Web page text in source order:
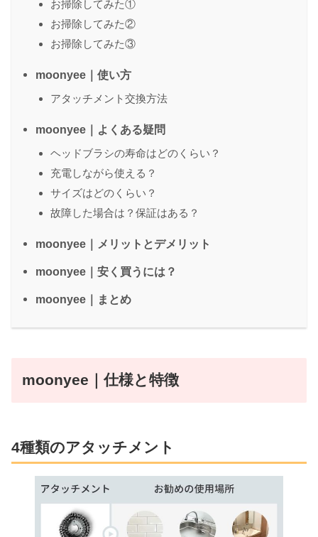
お掃除してみた①
お掃除してみた②
お掃除してみた③
moonyee｜使い方
アタッチメント交換方法
moonyee｜よくある疑問
ヘッドブラシの寿命はどのくらい？
充電しながら使える？
サイズはどのくらい？
故障した場合は？保証はある？
moonyee｜メリットとデメリット
moonyee｜安く買うには？
moonyee｜まとめ
moonyee｜仕様と特徴
4種類のアタッチメント